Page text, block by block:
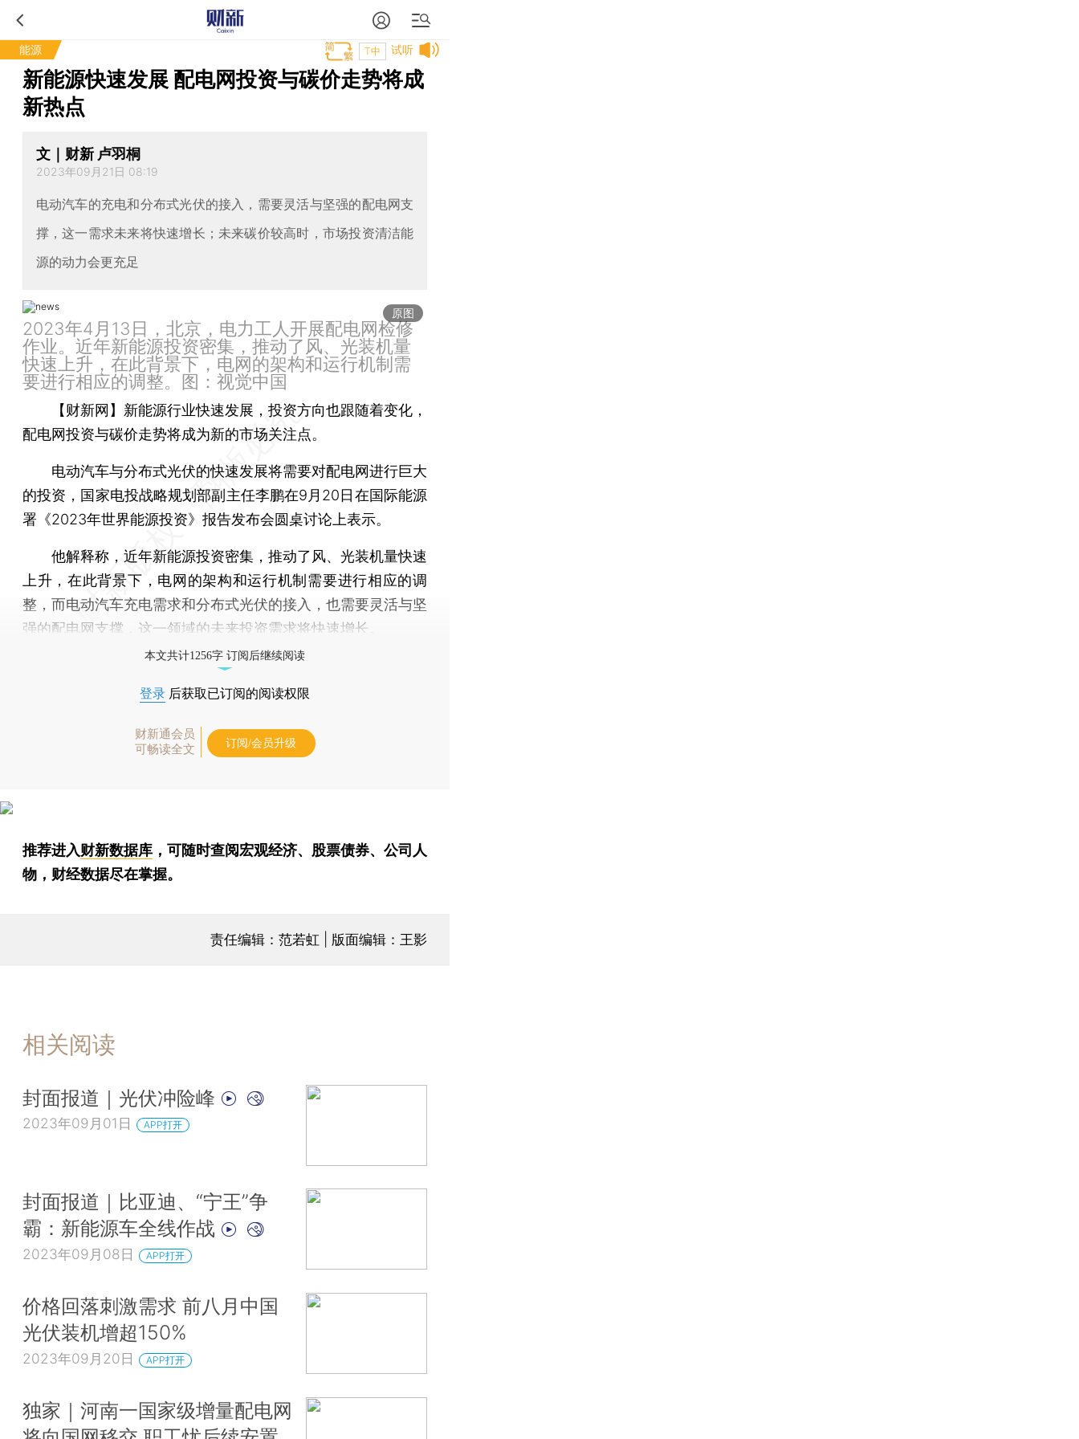
能源 试听
T中
新能源快速发展 配电网投资与碳价走势将成
新热点
文｜财新 卢羽桐
2023年09月21日 08:19
电动汽车的充电和分布式光伏的接入，需要灵活与坚强的配电网支
撑，这一需求未来将快速增长；未来碳价较高时，市场投资清洁能
源的动力会更充足
原图
2023年4月13日，北京，电力工人开展配电网检修
作业。近年新能源投资密集，推动了风、光装机量
快速上升，在此背景下，电网的架构和运行机制需
要进行相应的调整。图：视觉中国
【财新网】 新能源行业快速发展，投资方向也跟随着变化，
配电网投资与碳价走势将成为新的市场关注点。
电动汽车与分布式光伏的快速发展将需要对配电网进行巨大
的投资，国家电投战略规划部副主任李鹏在9月20日在国际能源
署《2023年世界能源投资》报告发布会圆桌讨论上表示。
他解释称，近年新能源投资密集，推动了风、光装机量快速
上升，在此背景下，电网的架构和运行机制需要进行相应的调
整，而电动汽车充电需求和分布式光伏的接入，也需要灵活与坚
强的配电网支撑，这一领域的未来投资需求将快速增长。
本文共计1256字 订阅后继续阅读
登录 后获取已订阅的阅读权限
财新通会员
可畅读全文
订阅/会员升级
推荐进入财新数据库 ，可随时查阅宏观经济、股票债券、公司人
物，财经数据尽在掌握。
责任编辑：范若虹 | 版面编辑：王影
相关阅读
封面报道｜光伏冲险峰
2023年09月01日 APP打开
封面报道｜比亚迪、“宁王”争
霸：新能源车全线作战
2023年09月08日 APP打开
价格回落刺激需求 前八月中国
光伏装机增超150%
2023年09月20日 APP打开
独家｜河南一国家级增量配电网